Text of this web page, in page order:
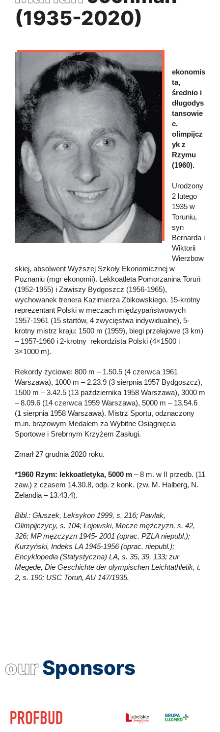
(1935-2020)
ekonomis
ta,
średnio i
długodys
tansowie
c,
olimpijcz
yk z
Rzymu
(1960).
Urodzony
2 lutego
1935 w
Toruniu,
syn
Bernarda i
Wiktorii
Wierzbow
skiej, absolwent Wyższej Szkoły Ekonomicznej w
Poznaniu (mgr ekonomii). Lekkoatleta Pomorzanina Toruń
(1952-1955) i Zawiszy Bydgoszcz (1956-1965),
wychowanek trenera Kazimierza Żbikowskiego. 15-krotny
reprezentant Polski w meczach międzypaństwowych
1957-1961 (15 startów, 4 zwycięstwa indywidualne), 5-
krotny mistrz kraju: 1500 m (1959), biegi przełajowe (3 km)
– 1957-1960 i 2-krotny rekordzista Polski (4×1500 i
3×1000 m).
Rekordy życiowe: 800 m – 1.50.5 (4 czerwca 1961
Warszawa), 1000 m – 2.23.9 (3 sierpnia 1957 Bydgoszcz),
1500 m – 3.42.5 (13 października 1958 Warszawa), 3000 m
– 8.09.6 (14 czerwca 1959 Warszawa), 5000 m – 13.54.6
(1 sierpnia 1958 Warszawa). Mistrz Sportu, odznaczony
m.in. brązowym Medalem za Wybitne Osiągnięcia
Sportowe i Srebrnym Krzyżem Zasługi.
Zmarł 27 grudnia 2020 roku.
*1960 Rzym: lekkoatletyka, 5000 m – 8 m. w II przedb. (11
zaw.) z czasem 14.30.8, odp. z konk. (zw. M. Halberg, N.
Zelandia – 13.43.4).
Bibl.: Głuszek, Leksykon 1999, s. 216; Pawlak,
Olimpijczycy, s. 104; Łojewski, Mecze mężczyzn, s. 42,
326; MP mężczyzn 1945- 2001 (oprac. PZLA niepubl.);
Kurzyński, Indeks LA 1945-1956 (oprac. niepubl.);
Encyklopedia (Statystyczna) LA, s. 35, 39, 133; zur
Megede, Die Geschichte der olympischen Leichtathletik, t.
2, s. 190; USC Toruń, AU 147/1935.
ourSponsors